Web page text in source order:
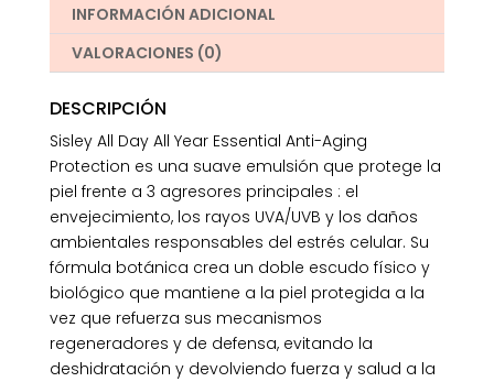
INFORMACIÓN ADICIONAL
VALORACIONES (0)
DESCRIPCIÓN
Sisley All Day All Year Essential Anti-Aging
Protection es una suave emulsión que protege la
piel frente a 3 agresores principales : el
envejecimiento, los rayos UVA/UVB y los daños
ambientales responsables del estrés celular. Su
fórmula botánica crea un doble escudo físico y
biológico que mantiene a la piel protegida a la
vez que refuerza sus mecanismos
regeneradores y de defensa, evitando la
deshidratación y devolviendo fuerza y salud a la